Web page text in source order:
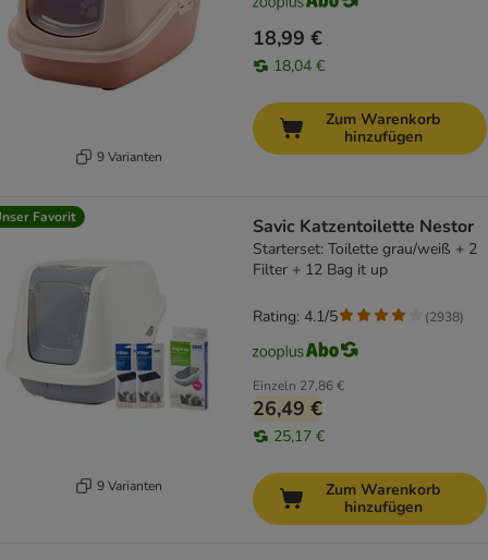
9 Varianten
18,99 €
18,04 €
Zum Warenkorb
hinzufügen
Favorit
9 Varianten
Savic Katzentoilette Nestor
Starterset: Toilette grau/weiß + 2
Filter + 12 Bag it up
Einzeln 27,86 €
26,49 €
25,17 €
Rating: 4.1/5 (2938)
Zum Warenkorb
hinzufügen